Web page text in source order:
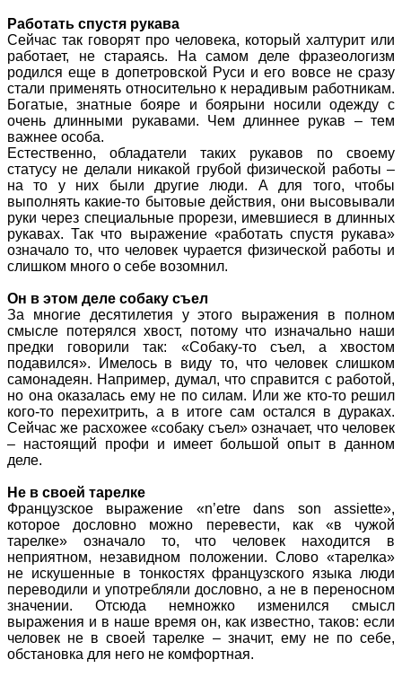
Работать спустя рукава
Сейчас так говорят про человека, который халтурит или
работает, не стараясь. На самом деле фразеологизм
родился еще в допетровской Руси и его вовсе не сразу
стали применять относительно к нерадивым работникам.
Богатые, знатные бояре и боярыни носили одежду с
очень длинными рукавами. Чем длиннее рукав – тем
важнее особа.
Естественно, обладатели таких рукавов по своему
статусу не делали никакой грубой физической работы –
на то у них были другие люди. А для того, чтобы
выполнять какие-то бытовые действия, они высовывали
руки через специальные прорези, имевшиеся в длинных
рукавах. Так что выражение «работать спустя рукава»
означало то, что человек чурается физической работы и
слишком много о себе возомнил.
Он в этом деле собаку съел
За многие десятилетия у этого выражения в полном
смысле потерялся хвост, потому что изначально наши
предки говорили так: «Собаку-то съел, а хвостом
подавился». Имелось в виду то, что человек слишком
самонадеян. Например, думал, что справится с работой,
но она оказалась ему не по силам. Или же кто-то решил
кого-то перехитрить, а в итоге сам остался в дураках.
Сейчас же расхожее «собаку съел» означает, что человек
– настоящий профи и имеет большой опыт в данном
деле.
Не в своей тарелке
Французское выражение «n’etre dans son assiette»,
которое дословно можно перевести, как «в чужой
тарелке» означало то, что человек находится в
неприятном, незавидном положении. Слово «тарелка»
не искушенные в тонкостях французского языка люди
переводили и употребляли дословно, а не в переносном
значении. Отсюда немножко изменился смысл
выражения и в наше время он, как известно, таков: если
человек не в своей тарелке – значит, ему не по себе,
обстановка для него не комфортная.